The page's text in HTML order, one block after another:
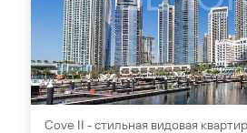
Cove II - стильная видовая